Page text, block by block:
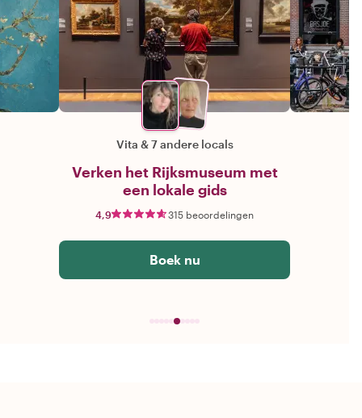
Vita &7 andere locals
Verken het Rijksmuseum met
een lokale gids
4,9 315 beoordelingen
Boek nu